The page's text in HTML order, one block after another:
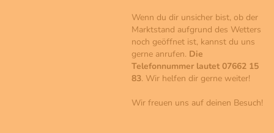
Wenn du dir unsicher bist, ob der
Marktstand aufgrund des Wetters
noch geöffnet ist, kannst du uns
gerne anrufen. Die
Telefonnummer lautet 07662 15
83. Wir helfen dir gerne weiter!
Wir freuen uns auf deinen Besuch!